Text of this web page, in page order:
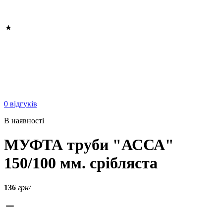
0 відгуків
В наявності
МУФТА труби "АССА"
150/100 мм. срібляста
136 грн/